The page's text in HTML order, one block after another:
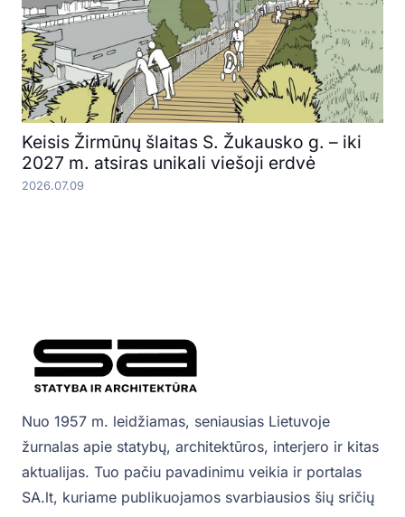
Keisis Žirmūnų šlaitas S. Žukausko g. – iki
2027 m. atsiras unikali viešoji erdvė
2026.07.09
Nuo 1957 m. leidžiamas, seniausias Lietuvoje
žurnalas apie statybų, architektūros, interjero ir kitas
aktualijas. Tuo pačiu pavadinimu veikia ir portalas
SA.lt, kuriame publikuojamos svarbiausios šių sričių